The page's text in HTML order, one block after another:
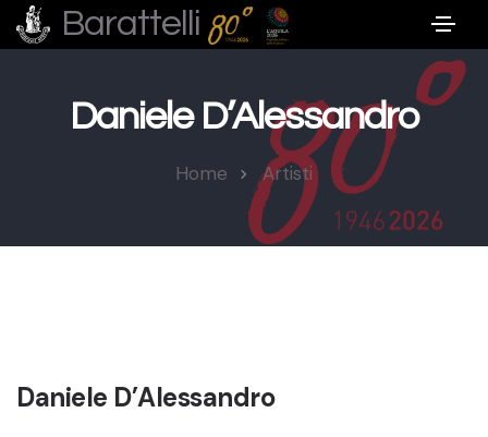
Barattelli
Daniele D’Alessandro
Home Artisti
Daniele D’Alessandro